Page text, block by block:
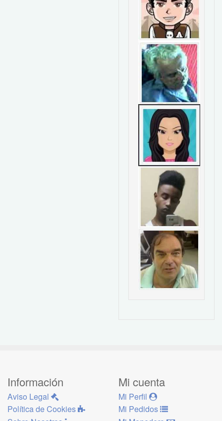
Información
Aviso Legal
Política de Cookies
Mi cuenta
Mi Perfil
Mi Pedidos